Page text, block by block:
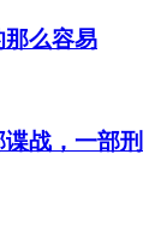
那么容易
战，一部刑